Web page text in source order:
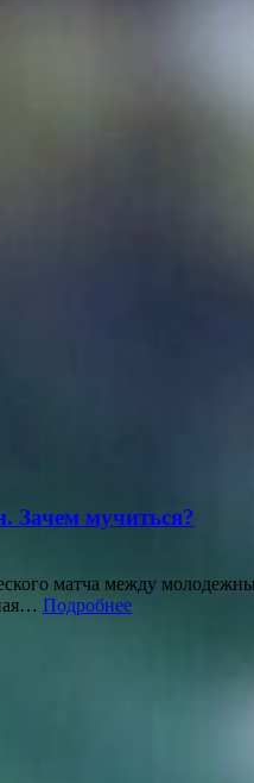
Зачем мучиться?
матча между
Подробнее